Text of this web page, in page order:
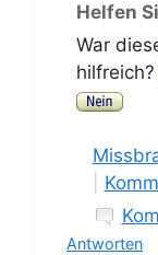
Helfen
War
hilfreich?
Antworten